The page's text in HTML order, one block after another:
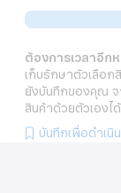
ต้องการเวลาอีก
เก็บรักษาตัวเลือ
ยังบันทึกของคุณ จ
สินค้าด้วยตัวเองไ
บันทึกเพื่อดำเนิ